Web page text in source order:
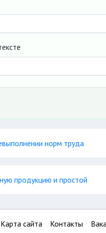
норм труда
продукцию и простой
Карта сайта Контакты